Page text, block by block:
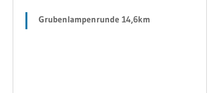
Grubenlampenrunde 14,6km